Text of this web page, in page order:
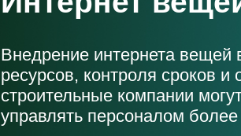
Внедрение интернета вещей
ресурсов, контроля сроков
строительные компании
управлять персоналом